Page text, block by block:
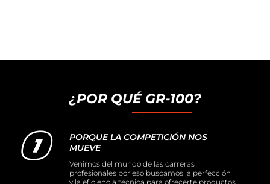
¿POR QUÉ GR-100?
PORQUE LA COMPETICIÓN NOS
MUEVE
Venimos del mundo de las carreras
profesionales por eso buscamos la perfección
y la eficiencia técnica para ofrecerte productos